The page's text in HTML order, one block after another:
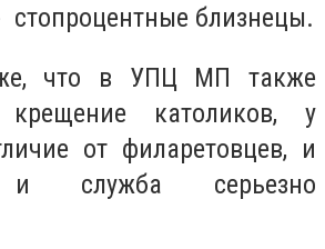
близнецы.
что в УПЦ МП также
крещение католиков, у
от филаретовцев, и
и служба серьезно